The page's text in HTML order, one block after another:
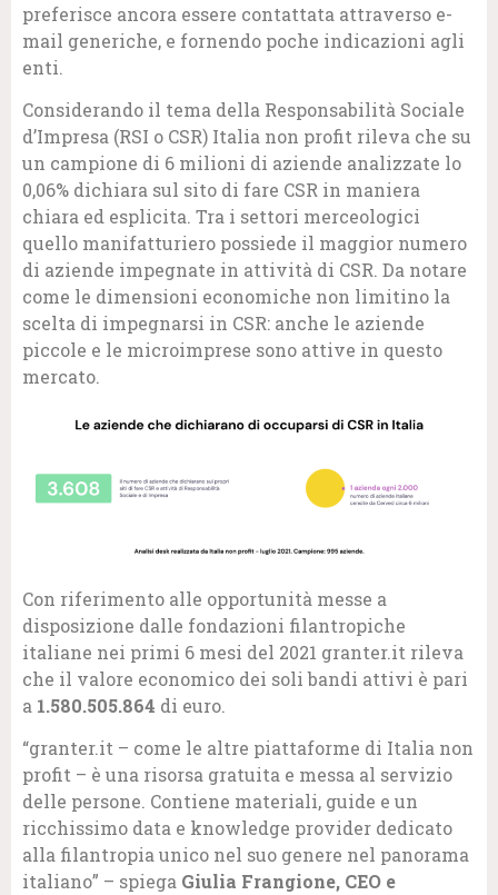
preferisce ancora essere contattata attraverso e-
mail generiche, e fornendo poche indicazioni agli
enti.
Considerando il tema della Responsabilità Sociale
d’Impresa (RSI o CSR) Italia non profit rileva che su
un campione di 6 milioni di aziende analizzate lo
0,06% dichiara sul sito di fare CSR in maniera
chiara ed esplicita. Tra i settori merceologici
quello manifatturiero possiede il maggior numero
di aziende impegnate in attività di CSR. Da notare
come le dimensioni economiche non limitino la
scelta di impegnarsi in CSR: anche le aziende
piccole e le microimprese sono attive in questo
mercato.
Con riferimento alle opportunità messe a
disposizione dalle fondazioni filantropiche
italiane nei primi 6 mesi del 2021 granter.it rileva
che il valore economico dei soli bandi attivi è pari
a 1.580.505.864 di euro.
“granter.it – come le altre piattaforme di Italia non
profit – è una risorsa gratuita e messa al servizio
delle persone. Contiene materiali, guide e un
ricchissimo data e knowledge provider dedicato
alla filantropia unico nel suo genere nel panorama
italiano” – spiega Giulia Frangione, CEO e